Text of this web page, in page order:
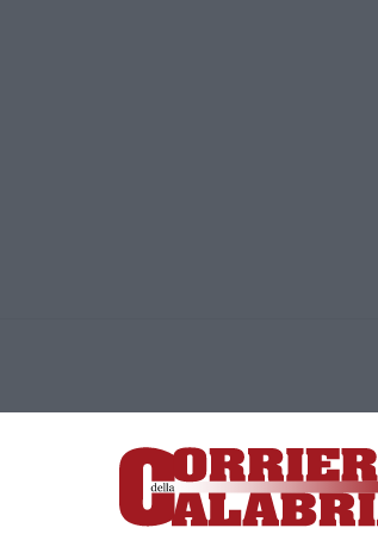
Lamezia Terme (CZ)
responsabile Paola Militano |Privacy